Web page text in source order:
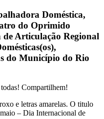
Doméstica,
do Oprimido
Articulação Regional
do Município do Rio
Compartilhem!
e letras amarelas. O titulo
– Dia Internacional de